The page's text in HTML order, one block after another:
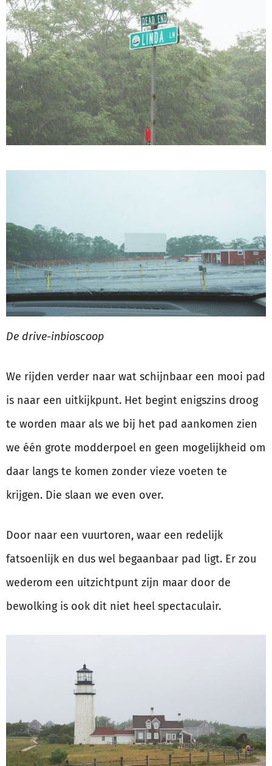
De drive-inbioscoop
We rijden verder naar wat schijnbaar een mooi pad
is naar een uitkijkpunt. Het begint enigszins droog
te worden maar als we bij het pad aankomen zien
we één grote modderpoel en geen mogelijkheid om
daar langs te komen zonder vieze voeten te
krijgen. Die slaan we even over.
Door naar een vuurtoren, waar een redelijk
fatsoenlijk en dus wel begaanbaar pad ligt. Er zou
wederom een uitzichtpunt zijn maar door de
bewolking is ook dit niet heel spectaculair.